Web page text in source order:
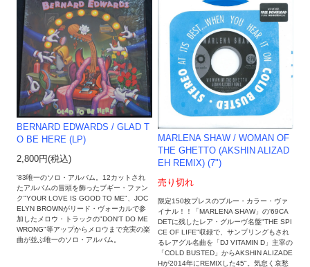
BERNARD EDWARDS / GLAD T
O BE HERE (LP)
2,800円(税込)
'83唯一のソロ・アルバム。12カットされ
たアルバムの冒頭を飾ったブギー・ファン
ク"YOUR LOVE IS GOOD TO ME"、JOC
ELYN BROWNがリード・ヴォーカルで参
加したメロウ・トラックの"DON'T DO ME
WRONG"等アップからメロウまで充実の楽
曲が並ぶ唯一のソロ・アルバム。
MARLENA SHAW ‎/ WOMAN OF
THE GHETTO (AKSHIN ALIZAD
EH REMIX) (7")
売り切れ
限定150枚プレスのブルー・カラー・ヴァ
イナル！！「MARLENA SHAW」の'69CA
DETに残したレア・グルーヴ名盤"THE SPI
CE OF LIFE"収録で、サンプリングもされ
るレアグル名曲を「DJ VITAMIN D」主宰の
「COLD BUSTED」からAKSHIN ALIZADE
Hが2014年にREMIXした45"。気怠く哀愁